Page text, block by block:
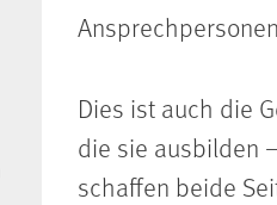
Dies ist auch die
die sie ausbilden
schaffen beide